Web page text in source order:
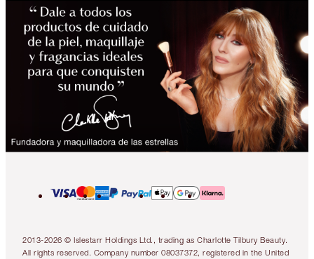
2013-2026 © Islestarr Holdings Ltd., trading as Charlotte Tilbury Beauty.
All rights reserved. Company number 08037372, registered in the United